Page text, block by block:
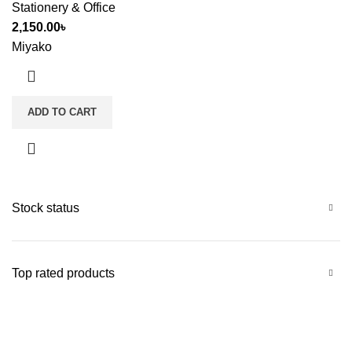
Stock status
Top rated products
Stationery & Office
2,150.00৳
Miyako
ADD TO CART